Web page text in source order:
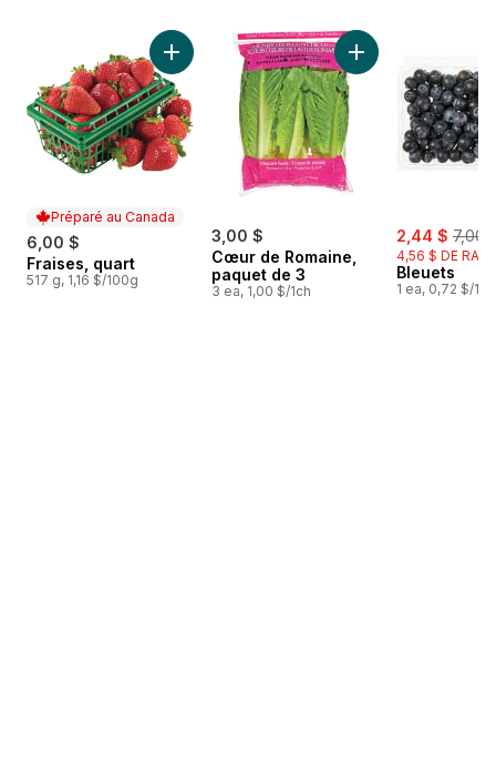
sauter Meilleures ventes
Préparé au Canada
6,00 $
Préparé au Canada
Fraises, quart
517 g, 1,16 $/100g
Ajouter Fraises, quart au panier
3,00 $
Cœur de Romaine,
paquet de 3
3 ea, 1,00 $/1ch
Ajouter Cœur de
sale:
2,44 $ ,
7,00
4,56 $ DE
Bleuets
1 ea, 0,72 $/